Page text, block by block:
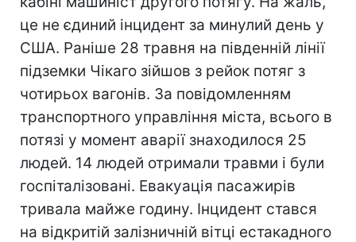
це не єдиний інцидент за минулий день у
США. Раніше 28 травня на південній лінії
підземки Чікаго зійшов з рейок потяг з
чотирьох вагонів. За повідомленням
транспортного управління міста, всього в
потязі у момент аварії знаходилося 25
людей. 14 людей отримали травми і були
госпіталізовані. Евакуація пасажирів
тривала майже годину. Інцидент стався
на відкритій залізничній вітці естакадного